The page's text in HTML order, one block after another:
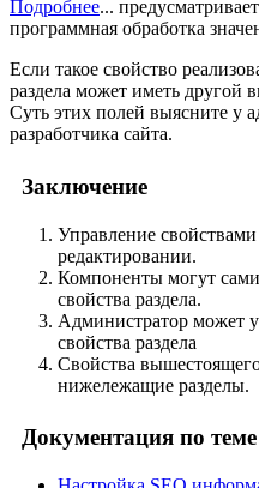
Подробнее...
программная обработка
Если такое свойство
раздела может иметь другой
Суть этих полей выясните у
разработчика сайта.
Заключение
Управление
редактировании.
Компоненты могут
свойства раздела.
Администратор может
свойства раздела
Свойства
нижележащие разделы.
Документация по теме